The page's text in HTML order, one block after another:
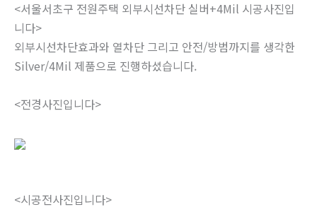
<서울서초구 전원주택 외부시선차단 실버+4Mil 시공사진입
니다>
외부시선차단효과와 열차단 그리고 안전/방범까지를 생각한
Silver/4Mil 제품으로 진행하셨습니다.
<전경사진입니다>
<시공전사진입니다>